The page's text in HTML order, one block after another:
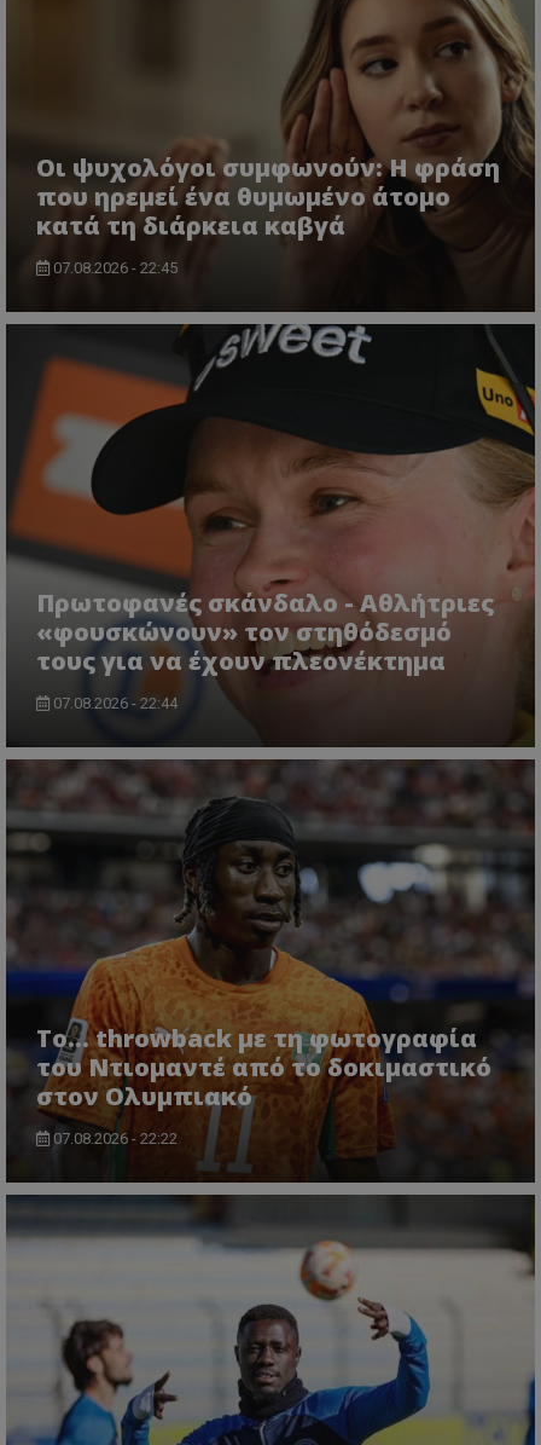
Οι ψυχολόγοι συμφωνούν: Η φράση
που ηρεμεί ένα θυμωμένο άτομο
κατά τη διάρκεια καβγά
07.08.2026 - 22:45
Πρωτοφανές σκάνδαλο - Aθλήτριες
«φουσκώνουν» τον στηθόδεσμό
τους για να έχουν πλεονέκτημα
07.08.2026 - 22:44
Το... throwback με τη φωτογραφία
του Ντιομαντέ από το δοκιμαστικό
στον Ολυμπιακό
07.08.2026 - 22:22